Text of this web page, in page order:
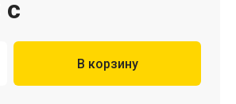
PSN, Xbox, Steam, ПК)
c
В корзину